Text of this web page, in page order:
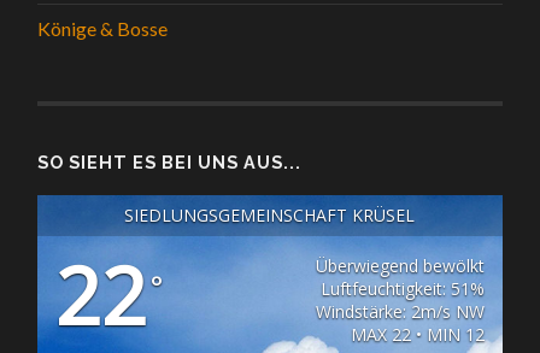
Könige & Bosse
SO SIEHT ES BEI UNS AUS...
SIEDLUNGSGEMEINSCHAFT KRÜSEL
22°
Überwiegend bewölkt
Luftfeuchtigkeit: 51%
Windstärke: 2m/s NW
MAX 22 • MIN 12